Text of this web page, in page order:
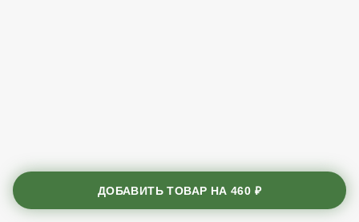
ДОБАВИТЬ ТОВАР НА460 ₽